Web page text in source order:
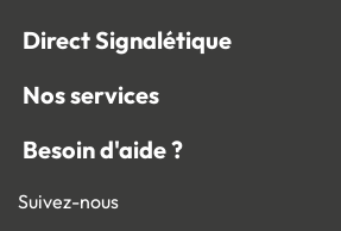
Direct Signalétique
Nos services
Besoin d'aide ?
Suivez-nous